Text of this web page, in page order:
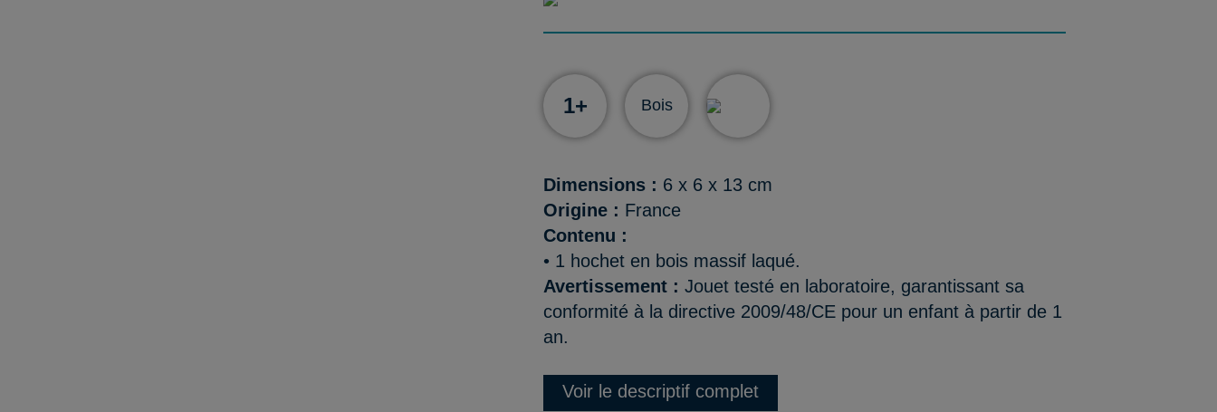
1+ Bois
Dimensions : 6 x 6 x 13 cm
Origine : France
Contenu :
• 1 hochet en bois massif laqué.
Avertissement :Jouet testé en laboratoire, garantissant sa
conformité à la directive 2009/48/CE pour un enfant à partir de 1
an.
Voir le descriptif complet